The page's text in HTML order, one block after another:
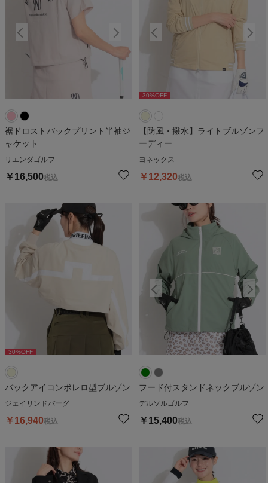
裾ドロストバックプリント半袖ジ
ャケット
リエンダゴルフ
￥ 16,500税込
30%OFF
【防風・撥水】ライトブルゾンフ
ーディー
ヨネックス
￥ 12,320税込
30%OFF
バックアイコンボレロ型ブルゾン
ジェイリンドバーグ
￥ 16,940税込
フード付スタンドネックブルゾン
デルソルゴルフ
￥ 15,400税込